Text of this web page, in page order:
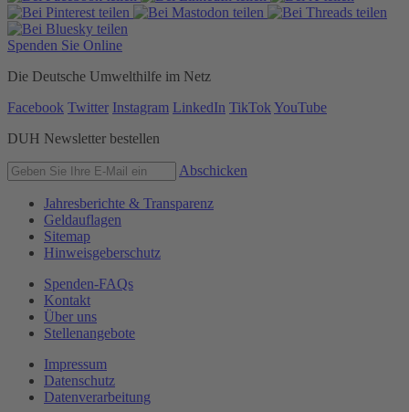
Spenden Sie Online
Die Deutsche Umwelthilfe im Netz
Facebook Twitter Instagram LinkedIn TikTok YouTube
DUH Newsletter bestellen
Abschicken
Jahresberichte & Transparenz
Geldauflagen
Sitemap
Hinweisgeberschutz
Spenden-FAQs
Kontakt
Über uns
Stellenangebote
Impressum
Datenschutz
Datenverarbeitung